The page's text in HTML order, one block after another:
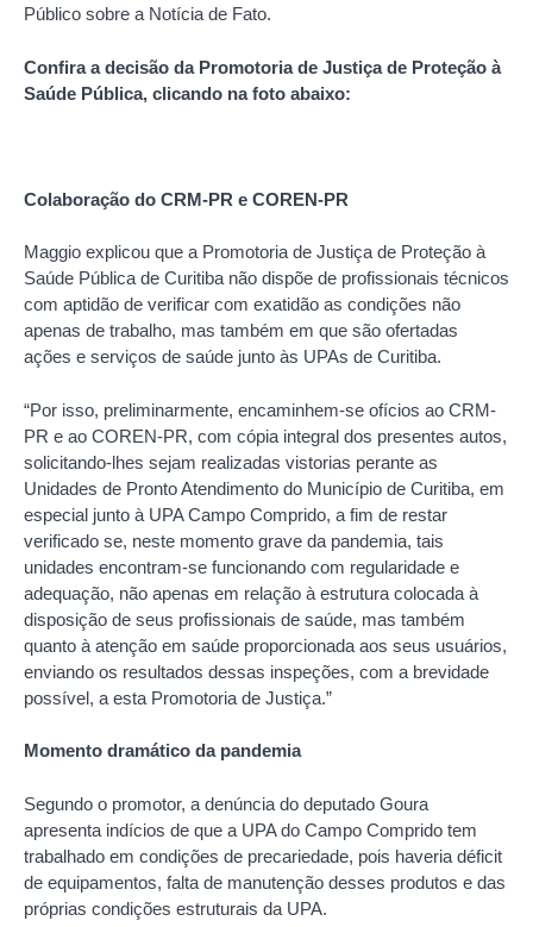
Público sobre a Notícia de Fato.
Confira a decisão da Promotoria de Justiça de Proteção à
Saúde Pública, clicando na foto abaixo:
Colaboração do CRM-PR e COREN-PR
Maggio explicou que a Promotoria de Justiça de Proteção à
Saúde Pública de Curitiba não dispõe de profissionais técnicos
com aptidão de verificar com exatidão as condições não
apenas de trabalho, mas também em que são ofertadas
ações e serviços de saúde junto às UPAs de Curitiba.
“Por isso, preliminarmente, encaminhem-se ofícios ao CRM-
PR e ao COREN-PR, com cópia integral dos presentes autos,
solicitando-lhes sejam realizadas vistorias perante as
Unidades de Pronto Atendimento do Município de Curitiba, em
especial junto à UPA Campo Comprido, a fim de restar
verificado se, neste momento grave da pandemia, tais
unidades encontram-se funcionando com regularidade e
adequação, não apenas em relação à estrutura colocada à
disposição de seus profissionais de saúde, mas também
quanto à atenção em saúde proporcionada aos seus usuários,
enviando os resultados dessas inspeções, com a brevidade
possível, a esta Promotoria de Justiça.”
Momento dramático da pandemia
Segundo o promotor, a denúncia do deputado Goura
apresenta indícios de que a UPA do Campo Comprido tem
trabalhado em condições de precariedade, pois haveria déficit
de equipamentos, falta de manutenção desses produtos e das
próprias condições estruturais da UPA.